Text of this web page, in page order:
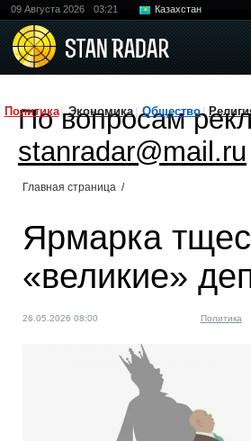
09 Августа 2026 03:21 Казахстан
Политика Экономика Общество
По вопросам
stanradar@mail.ru
Главная страница /
Ярмарка
«великие»
26.05.2026 08:00 Политика